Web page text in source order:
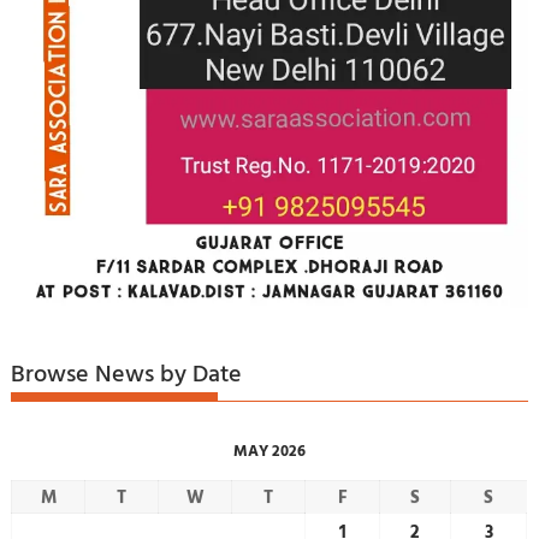
Browse News by Date
MAY 2026
M T W T F S
S
1
2 3